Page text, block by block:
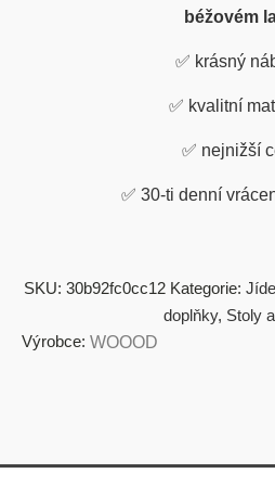
béžovém
✅ krásný
✅ kvalitní
✅ nejnižší
✅ 30-ti denní
SKU: 30b92fc0cc12 Kategorie:
doplňky, Stoly
Výrobce: WOOOD